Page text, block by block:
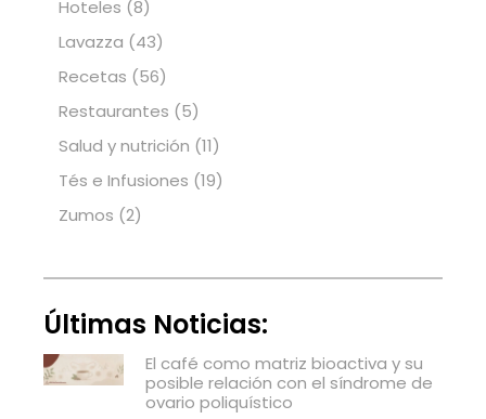
Hoteles (8)
Lavazza (43)
Recetas (56)
Restaurantes (5)
Salud y nutrición (11)
Tés e Infusiones (19)
Zumos (2)
Últimas Noticias:
El café como matriz bioactiva y su
posible relación con el síndrome de
ovario poliquístico